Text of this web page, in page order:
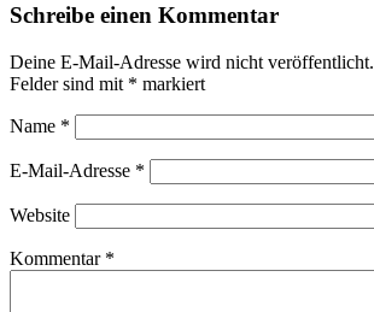
Schreibe einen Kommentar
Deine E-Mail-Adresse wird nicht veröffentlicht.
Felder sind mit * markiert
Name *
E-Mail-Adresse *
Website
Kommentar *